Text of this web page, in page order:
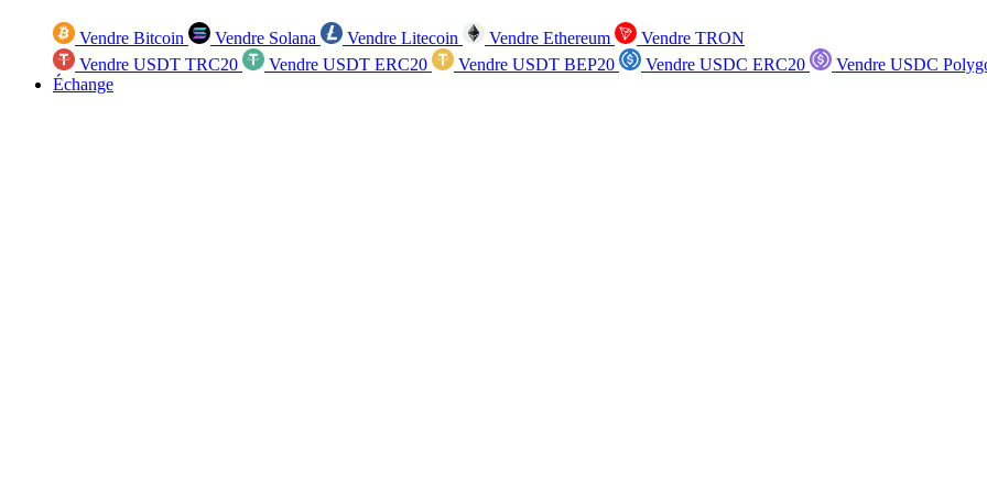
Vendre Bitcoin Vendre Solana Vendre Litecoin Vendre Ethereum
Vendre TRON
Vendre USDT TRC20
Vendre USDT ERC20 Vendre USDT BEP20 Vendre USDC ERC20
Vendre USDC
Échange